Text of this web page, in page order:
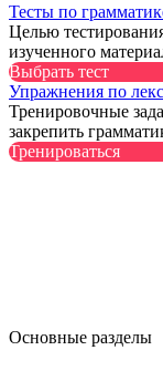
Тесты по
Целью
изученного
Выбрать тест
Упражнения по
Тренировочные
закрепить
Тренироваться
Основные разделы